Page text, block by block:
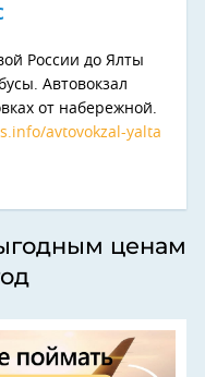
России до Ялты
Автовокзал
от набережной.
avtovokzal-yalta
ценам